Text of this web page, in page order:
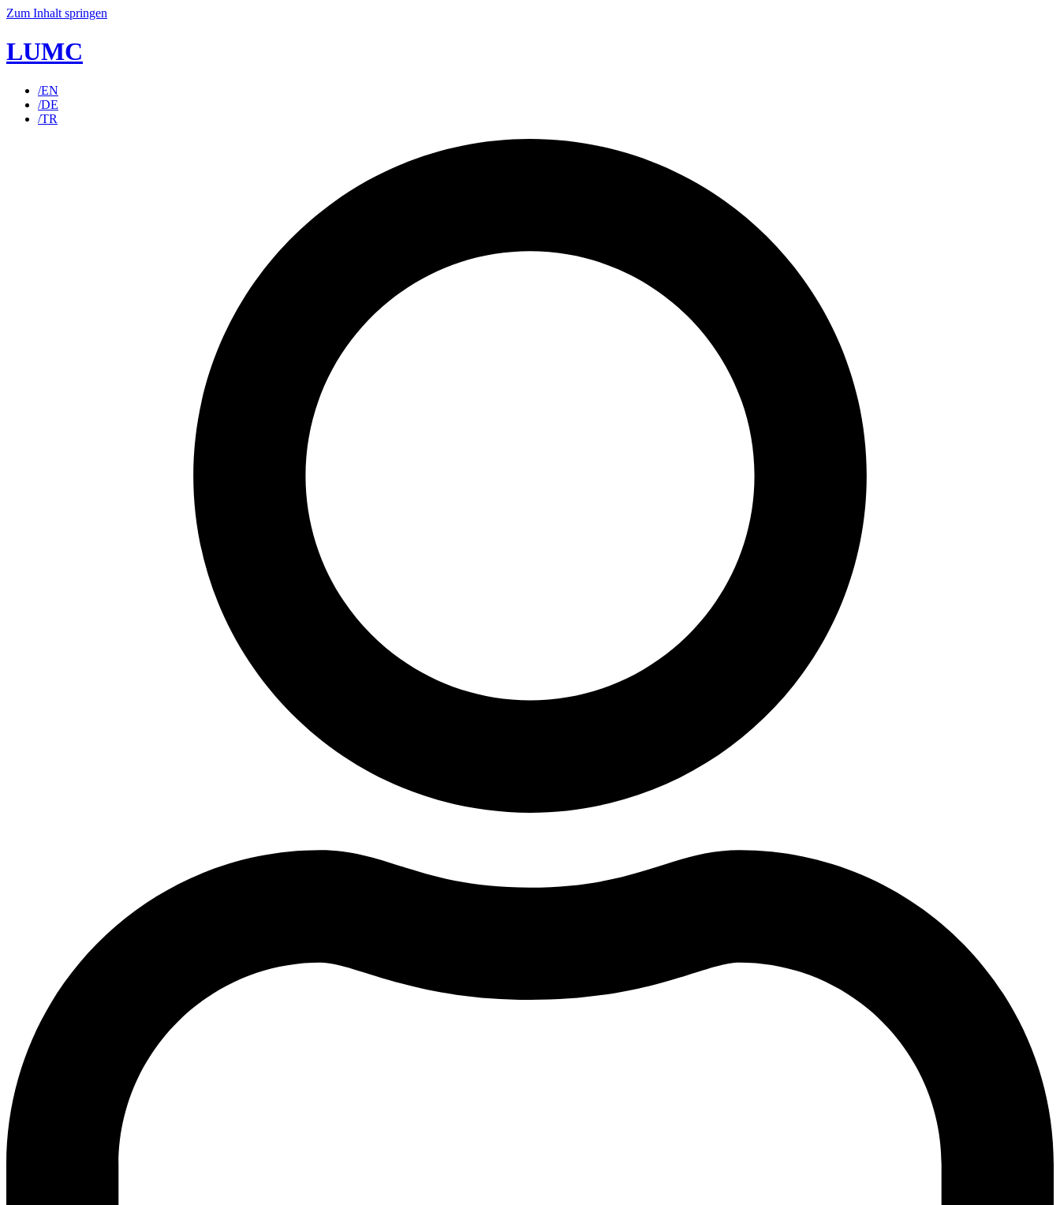
Zum Inhalt springen
LUMC
/EN
/DE
/TR